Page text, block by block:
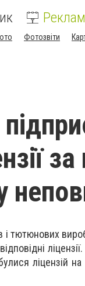
Фотозвіти
тютюнових
ліцензій